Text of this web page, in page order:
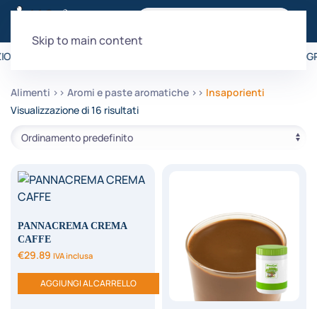
Skip to main content
È GRATUITA PER ORDINI SUPERIORI A 99€ LA SPEDIZIONE È
Alimenti Aromi e paste aromatiche
Insaporienti
Visualizzazione di 16 risultati
PANNACREMA CREMA
CAFFE
€29.89 IVA inclusa
AGGIUNGI AL CARRELLO